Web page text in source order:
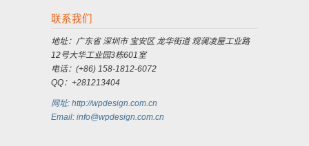
联系我们
地址：广东省 深圳市 宝安区 龙华街道 观澜凌屋工业路
12号大华工业园3栋601室
电话：(+86) 158-1812-6072
QQ：+281213404
网址: http://wpdesign.com.cn
Email: info@wpdesign.com.cn